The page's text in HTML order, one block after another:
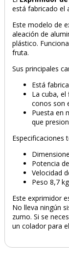
está fabricado el
Este modelo de
aleación de
plástico.
fruta.
Sus principales
Está
La cuba,
conos son
Puesta en
que
Especificaciones
Potencia
Velocidad
Peso 8,7
Este exprimidor
No lleva ningún
zumo. Si se
un colador para